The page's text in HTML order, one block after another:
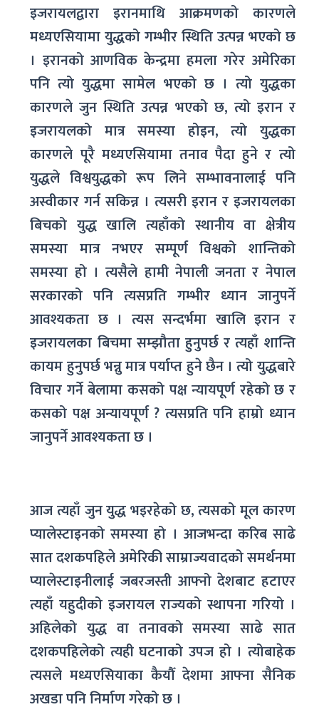
इजरायलद्वारा इरानमाथि आक्रमणको कारणले
मध्यएसियामा युद्धको गम्भीर स्थिति उत्पन्न भएको छ
। इरानको आणविक केन्द्रमा हमला गरेर अमेरिका
पनि त्यो युद्धमा सामेल भएको छ । त्यो युद्धका
कारणले जुन स्थिति उत्पन्न भएको छ, त्यो इरान र
इजरायलको मात्र समस्या होइन, त्यो युद्धका
कारणले पूरै मध्यएसियामा तनाव पैदा हुने र त्यो
युद्धले विश्वयुद्धको रूप लिने सम्भावनालाई पनि
अस्वीकार गर्न सकिन्न । त्यसरी इरान र इजरायलका
बिचको युद्ध खालि त्यहाँको स्थानीय वा क्षेत्रीय
समस्या मात्र नभएर सम्पूर्ण विश्वको शान्तिको
समस्या हो । त्यसैले हामी नेपाली जनता र नेपाल
सरकारको पनि त्यसप्रति गम्भीर ध्यान जानुपर्ने
आवश्यकता छ । त्यस सन्दर्भमा खालि इरान र
इजरायलका बिचमा सम्झौता हुनुपर्छ र त्यहाँ शान्ति
कायम हुनुपर्छ भन्नु मात्र पर्याप्त हुने छैन । त्यो युद्धबारे
विचार गर्ने बेलामा कसको पक्ष न्यायपूर्ण रहेको छ र
कसको पक्ष अन्यायपूर्ण ? त्यसप्रति पनि हाम्रो ध्यान
जानुपर्ने आवश्यकता छ ।
आज त्यहाँ जुन युद्ध भइरहेको छ, त्यसको मूल कारण
प्यालेस्टाइनको समस्या हो । आजभन्दा करिब साढे
सात दशकपहिले अमेरिकी साम्राज्यवादको समर्थनमा
प्यालेस्टाइनीलाई जबरजस्ती आफ्नो देशबाट हटाएर
त्यहाँ यहुदीको इजरायल राज्यको स्थापना गरियो ।
अहिलेको युद्ध वा तनावको समस्या साढे सात
दशकपहिलेको त्यही घटनाको उपज हो । त्योबाहेक
त्यसले मध्यएसियाका कैयौँ देशमा आफ्ना सैनिक
अखडा पनि निर्माण गरेको छ ।